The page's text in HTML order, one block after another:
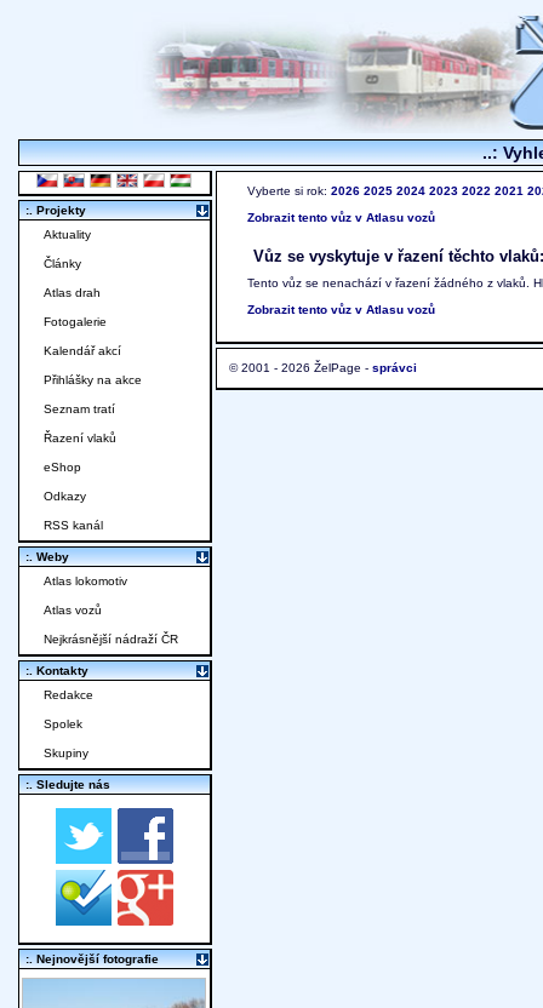
..:
Vyberte si rok: 2026 2025 2024 2023 2022 2021
Zobrazit tento vůz v Atlasu vozů
Vůz se vyskytuje v řazení těchto vlaků:
Tento vůz se nenachází v řazení žádného z vlaků.
Zobrazit tento vůz v Atlasu vozů
© 2001 - 2026 ŽelPage - správci
:. Projekty
Aktuality
Články
Atlas drah
Fotogalerie
Kalendář akcí
Přihlášky na akce
Seznam tratí
Řazení vlaků
eShop
Odkazy
RSS kanál
:. Weby
Atlas lokomotiv
Atlas vozů
Nejkrásnější nádraží ČR
:. Kontakty
Redakce
Spolek
Skupiny
:. Sledujte nás
:. Nejnovější fotografie